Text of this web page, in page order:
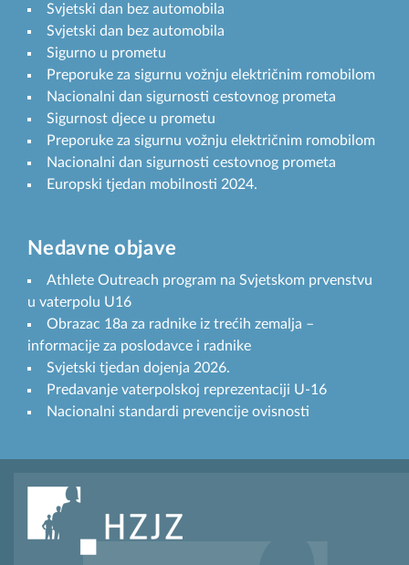
Svjetski dan bez automobila
Svjetski dan bez automobila
Sigurno u prometu
Preporuke za sigurnu vožnju električnim romobilom
Nacionalni dan sigurnosti cestovnog prometa
Sigurnost djece u prometu
Preporuke za sigurnu vožnju električnim romobilom
Nacionalni dan sigurnosti cestovnog prometa
Europski tjedan mobilnosti 2024.
Nedavne objave
Athlete Outreach program na Svjetskom prvenstvu
u vaterpolu U16
Obrazac 18a za radnike iz trećih zemalja –
informacije za poslodavce i radnike
Svjetski tjedan dojenja 2026.
Predavanje vaterpolskoj reprezentaciji U-16
Nacionalni standardi prevencije ovisnosti